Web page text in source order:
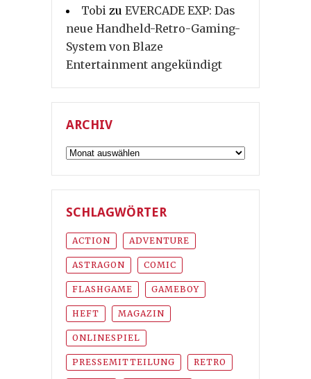
Tobi zu EVERCADE EXP: Das
neue Handheld-Retro-Gaming-
System von Blaze
Entertainment angekündigt
ARCHIV
Archiv
SCHLAGWÖRTER
ACTION ADVENTURE
ASTRAGON COMIC
FLASHGAME GAMEBOY
HEFT MAGAZIN
ONLINESPIEL
PRESSEMITTEILUNG RETRO